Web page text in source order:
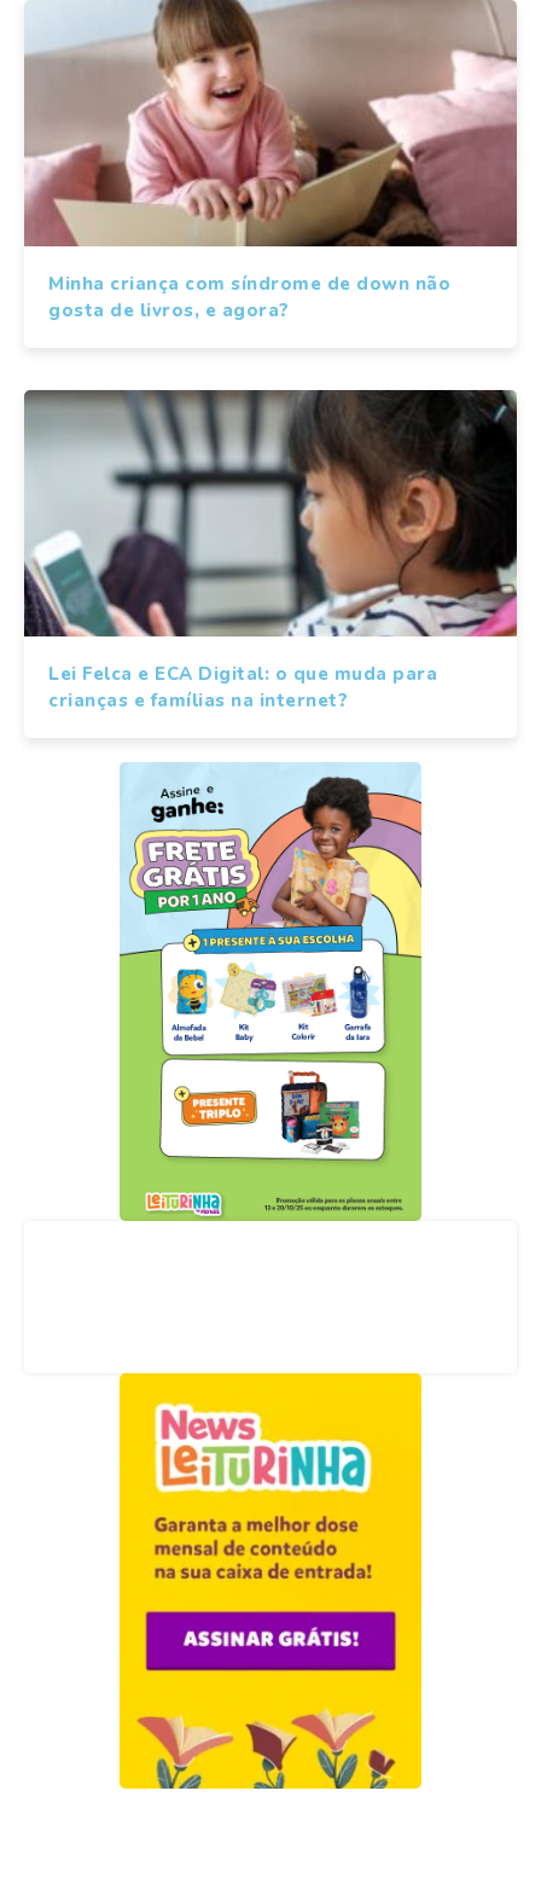
Minha criança com síndrome de down não
gosta de livros, e agora?
Lei Felca e ECA Digital: o que muda para
crianças e famílias na internet?